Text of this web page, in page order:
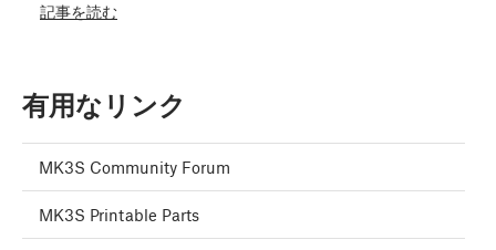
記事を読む
有用なリンク
MK3S Community Forum
MK3S Printable Parts